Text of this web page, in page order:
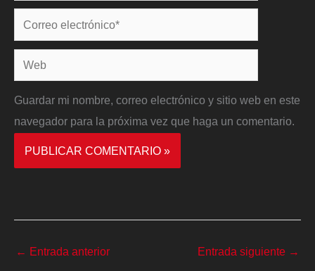
Correo
electrónico*
Web
Guardar mi nombre, correo electrónico y sitio web en este
navegador para la próxima vez que haga un comentario.
← Entrada anterior Entrada siguiente →